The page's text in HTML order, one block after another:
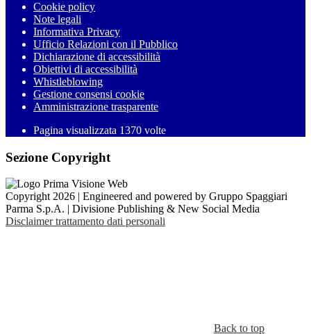
Cookie policy
Note legali
Informativa Privacy
Ufficio Relazioni con il Pubblico
Dichiarazione di accessibilità
Obiettivi di accessibilità
Whistleblowing
Gestione consensi cookie
Amministrazione trasparente
Pagina visualizzata 1370 volte
Sezione Copyright
Copyright 2026 | Engineered and powered by Gruppo Spaggiari
Parma S.p.A. | Divisione Publishing & New Social Media
Disclaimer trattamento dati personali
Back to top